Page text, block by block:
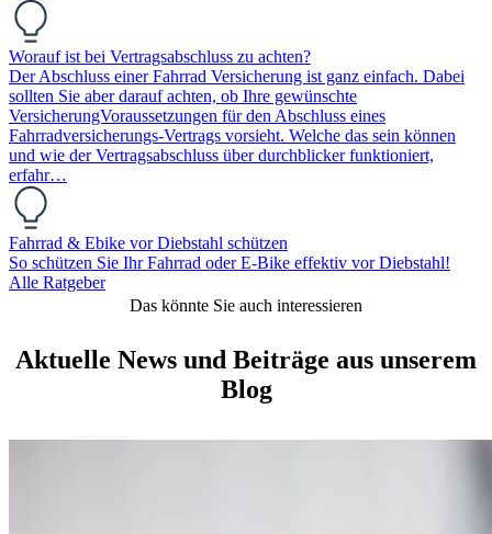
Worauf ist bei Vertragsabschluss zu achten?
Der Abschluss einer Fahrrad Versicherung ist ganz einfach. Dabei
sollten Sie aber darauf achten, ob Ihre gewünschte
VersicherungVoraussetzungen für den Abschluss eines
Fahrradversicherungs-Vertrags vorsieht. Welche das sein können
und wie der Vertragsabschluss über durchblicker funktioniert,
erfahr…
Fahrrad & Ebike vor Diebstahl schützen
So schützen Sie Ihr Fahrrad oder E-Bike effektiv vor Diebstahl!
Alle Ratgeber
Das könnte Sie auch interessieren
Aktuelle News und Beiträge aus unserem
Blog